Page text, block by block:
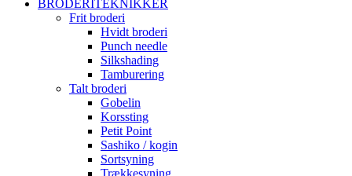
BRODERITEKNIKKER
Frit broderi
Hvidt broderi
Punch needle
Silkshading
Tamburering
Talt broderi
Gobelin
Korssting
Petit Point
Sashiko / kogin
Sortsyning
Trækkesyning